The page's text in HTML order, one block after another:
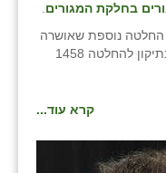
בחלקת המגורים
נוספת שאושרה
ביום 24.12.18 שמספרה 773 עוסקת בתיקון להחלטה 1458
קרא עוד...